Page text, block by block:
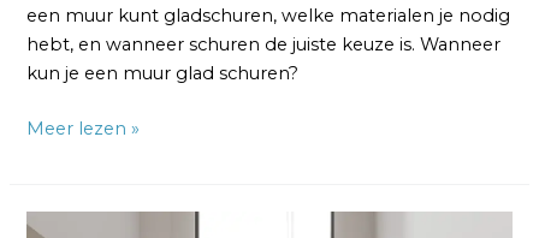
een muur kunt gladschuren, welke materialen je nodig
hebt, en wanneer schuren de juiste keuze is. Wanneer
kun je een muur glad schuren?
Meer lezen »
Hoe